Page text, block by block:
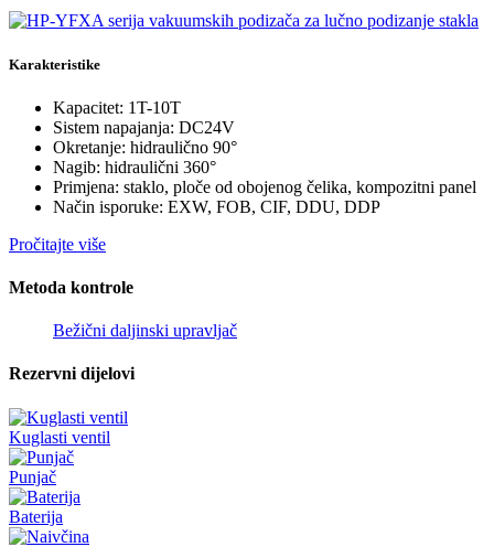
Karakteristike
Kapacitet: 1T-10T
Sistem napajanja: DC24V
Okretanje: hidraulično 90°
Nagib: hidraulični 360°
Primjena: staklo, ploče od obojenog čelika, kompozitni panel
Način isporuke: EXW, FOB, CIF, DDU, DDP
Pročitajte više
Metoda kontrole
Bežični daljinski upravljač
Rezervni dijelovi
Kuglasti ventil
Punjač
Baterija